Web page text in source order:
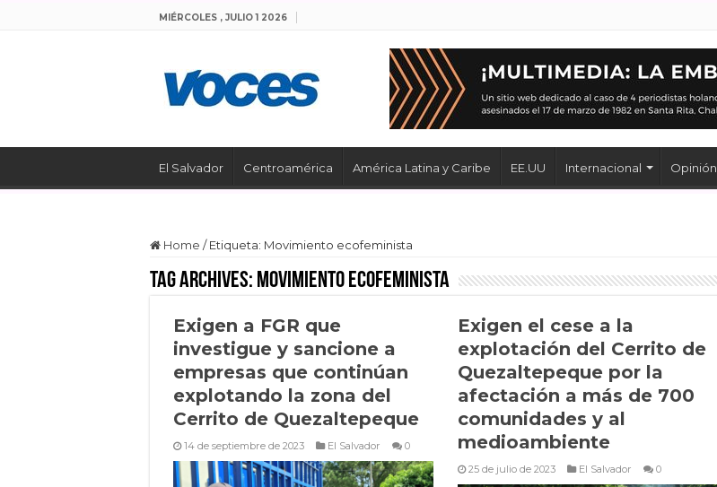
MIÉRCOLES , JULIO 1 2026
El Salvador Centroamérica América Latina y Caribe EE.UU Internacional Opinión
Home / Etiqueta: Movimiento ecofeminista
Tag Archives: Movimiento ecofeminista
Exigen a FGR que
investigue y sancione a
empresas que continúan
explotando la zona del
Cerrito de Quezaltepeque
14 de septiembre de 2023 El Salvador 0
Exigen el cese a la
explotación del Cerrito de
Quezaltepeque por la
afectación a más de 700
comunidades y al
medioambiente
25 de julio de 2023 El Salvador 0